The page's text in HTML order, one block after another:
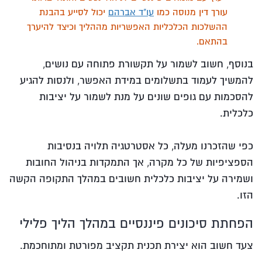
עורך דין מנוסה כמו עו"ד אברהם יכול לסייע בהבנת
ההשלכות הכלכליות האפשריות מההליך וכיצד להיערך
בהתאם.
בנוסף, חשוב לשמור על תקשורת פתוחה עם נושים,
להמשיך לעמוד בתשלומים במידת האפשר, ולנסות להגיע
להסכמות עם גופים שונים על מנת לשמור על יציבות
כלכלית.
כפי שהזכרנו מעלה, כל אסטרטגיה תלויה בנסיבות
הספציפיות של כל מקרה, אך התמקדות בניהול החובות
ושמירה על יציבות כלכלית חשובים במהלך התקופה הקשה
הזו.
הפחתת סיכונים פיננסיים במהלך הליך פלילי
צעד חשוב הוא יצירת תכנית תקציב מפורטת ומתוחכמת.